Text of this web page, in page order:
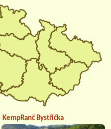
KempRanč Bystřička